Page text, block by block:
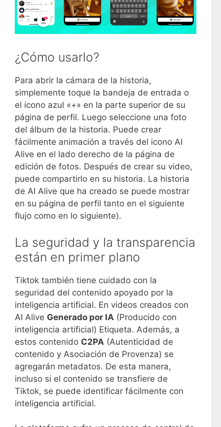
¿Cómo usarlo?
Para abrir la cámara de la historia,
simplemente toque la bandeja de entrada o
el icono azul «+» en la parte superior de su
página de perfil. Luego seleccione una foto
del álbum de la historia. Puede crear
fácilmente animación a través del icono AI
Alive en el lado derecho de la página de
edición de fotos. Después de crear su video,
puede compartirlo en su historia. La historia
de AI Alive que ha creado se puede mostrar
en su página de perfil tanto en el siguiente
flujo como en lo siguiente).
La seguridad y la transparencia
están en primer plano
Tiktok también tiene cuidado con la
seguridad del contenido apoyado por la
inteligencia artificial. En videos creados con
AI Alive Generado por IA (Producido con
inteligencia artificial) Etiqueta. Además, a
estos contenido C2PA (Autenticidad de
contenido y Asociación de Provenza) se
agregarán metadatos. De esta manera,
incluso si el contenido se transfiere de
Tiktok, se puede identificar fácilmente con
inteligencia artificial.